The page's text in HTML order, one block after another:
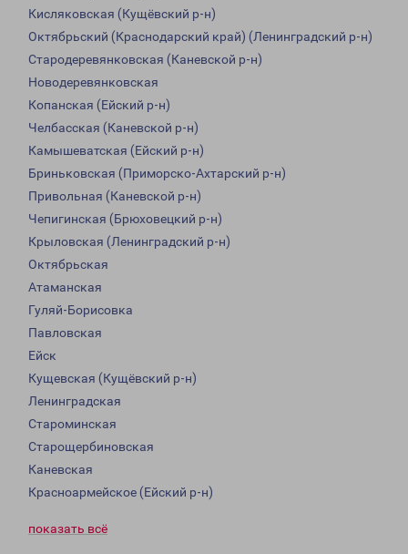
Кисляковская (Кущёвский р-н)
Октябрьский (Краснодарский край) (Ленинградский р-н)
Стародеревянковская (Каневской р-н)
Новодеревянковская
Копанская (Ейский р-н)
Челбасская (Каневской р-н)
Камышеватская (Ейский р-н)
Бриньковская (Приморско-Ахтарский р-н)
Привольная (Каневской р-н)
Чепигинская (Брюховецкий р-н)
Крыловская (Ленинградский р-н)
Октябрьская
Атаманская
Гуляй-Борисовка
Павловская
Ейск
Кущевская (Кущёвский р-н)
Ленинградская
Староминская
Старощербиновская
Каневская
Красноармейское (Ейский р-н)
показать всё